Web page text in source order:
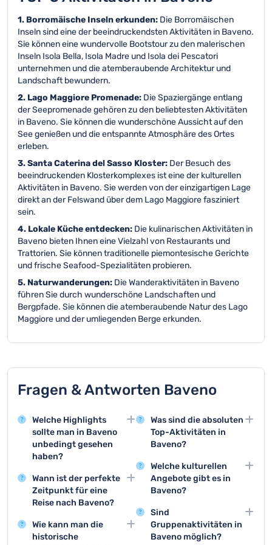
1. Borromäische Inseln erkunden: Die Borromäischen
Inseln sind eine der beeindruckendsten Aktivitäten in Baveno.
Sie können eine wundervolle Bootstour zu den malerischen
Inseln Isola Bella, Isola Madre und Isola dei Pescatori
unternehmen und die atemberaubende Architektur und
Landschaft bewundern.
2. Lago Maggiore Promenade: Die Spaziergänge entlang
der Seepromenade gehören zu den beliebtesten Aktivitäten
in Baveno. Sie können die wunderschöne Aussicht auf den
See genießen und die entspannte Atmosphäre des Ortes
erleben.
3. Santa Caterina del Sasso Kloster: Der Besuch des
beeindruckenden Klosterkomplexes ist eine der kulturellen
Aktivitäten in Baveno. Sie werden von der einzigartigen Lage
direkt an der Felswand über dem Lago Maggiore fasziniert
sein.
4. Lokale Küche entdecken: Die kulinarischen Aktivitäten in
Baveno bieten Ihnen eine Vielzahl von Restaurants und
Trattorien. Sie können traditionelle piemontesische Gerichte
und frische Seafood-Spezialitäten probieren.
5. Naturwanderungen: Die Wanderaktivitäten in Baveno
führen Sie durch wunderschöne Landschaften und
Bergpfade. Sie können die atemberaubende Natur des Lago
Maggiore und der umliegenden Berge erkunden.
Fragen & Antworten Baveno
Welche Highlights
sollte man in Baveno
unbedingt gesehen
haben?
Baveno bietet mit der
Isola Bella und der
wunderschönen
absolute Highlights. Die
Insel mit ihrem
Wann ist der perfekte
Zeitpunkt für eine
Reise nach Baveno?
Die beste Reisezeit für
Baveno ist zwischen
Wie kann man die
historische
Was sind die absoluten
Top-Aktivitäten in
Baveno?
Die Top-Aktivitäten sind
eine Bootstour zur Isola
Bella, ein Spaziergang
Uferpromenade und der
Besuch der
historischen Gärten.
Welche kulturellen
Angebote gibt es in
Baveno?
Baveno bietet
Kunstausstellungen,
historische Führungen
Sind
Gruppenaktivitäten in
Baveno möglich?